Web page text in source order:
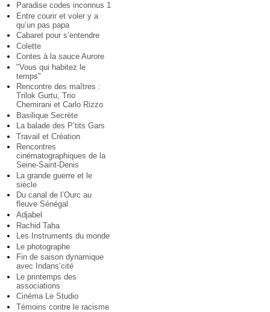
Paradise codes inconnus 1
Entre courir et voler y a
qu’un pas papa
Cabaret pour s’entendre
Colette
Contes à la sauce Aurore
"Vous qui habitez le
temps"
Rencontre des maîtres :
Trilok Gurtu, Trio
Chemirani et Carlo Rizzo
Basilique Secrète
La balade des P’tits Gars
Travail et Création
Rencontres
cinématographiques de la
Seine-Saint-Denis
La grande guerre et le
siècle
Du canal de l’Ourc au
fleuve Sénégal
Adjabel
Rachid Taha
Les Instruments du monde
Le photographe
Fin de saison dynamique
avec Indans’cité
Le printemps des
associations
Cinéma Le Studio
Témoins contre le racisme